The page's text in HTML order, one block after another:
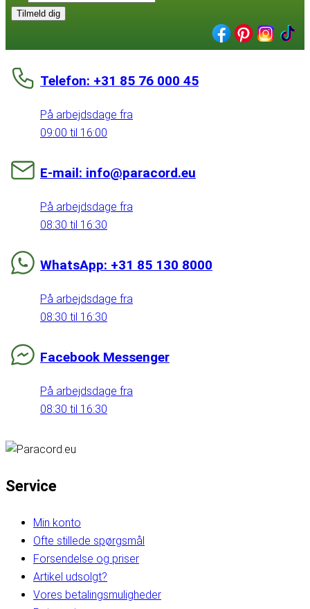
Tilmeld dig
Telefon: +31 85 76 000 45
På arbejdsdage fra
09:00 til 16:00
E-mail: info@paracord.eu
På arbejdsdage fra
08:30 til 16:30
WhatsApp: +31 85 130 8000
På arbejdsdage fra
08:30 til 16:30
Facebook Messenger
På arbejdsdage fra
08:30 til 16:30
Service
Min konto
Ofte stillede spørgsmål
Forsendelse og priser
Artikel udsolgt?
Vores betalingsmuligheder